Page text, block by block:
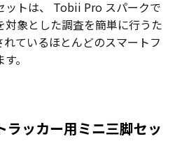
ットは、 Tobii Pro スパークで
対象とした調査を簡単に行うた
ているほとんどのスマートフ
。
ラッカー用ミニ三脚セッ